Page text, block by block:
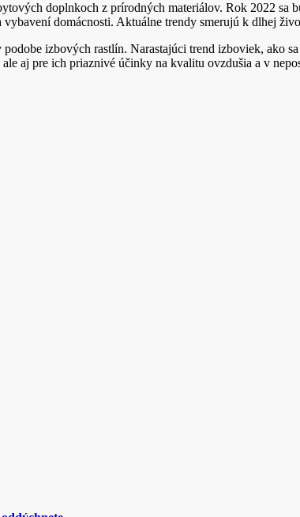
doplnkoch z prírodných materiálov. Rok 2022 sa
domácnosti. Aktuálne trendy smerujú k dlhej
izbových rastlín. Narastajúci trend izboviek, ako
aj pre ich priaznivé účinky na kvalitu ovzdušia a v